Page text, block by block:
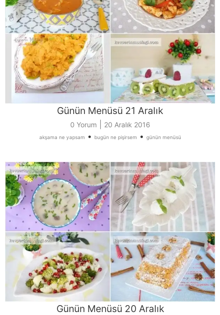
Günün Menüsü 21 Aralık
0 Yorum 20 Aralık 2016
akşama ne yapsam • bugün ne pişirsem • günün menüsü
Günün Menüsü 20 Aralık